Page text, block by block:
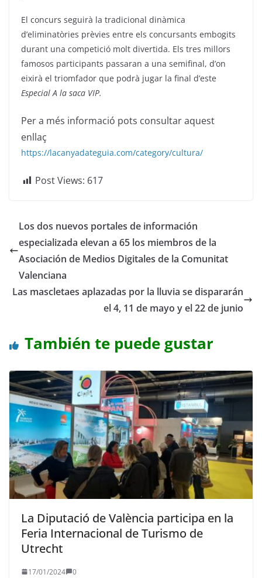
El concurs seguirà la tradicional dinàmica
d’eliminatòries prèvies entre els concursants embogits
durant una competició molt divertida. Els tres millors
famosos participants passaran a una semifinal, d’on
eixirà el triomfador que podrà jugar la final d’este
Especial A la saca VIP.
Per a més informació pots consultar aquest
enllaç
https://lacanyadateguia.com/category/cultura/
Post Views: 617
Los dos nuevos portales de información
especializada elevan a 65 los miembros de la
Asociación de Medios Digitales de la Comunitat
Valenciana
Las mascletaes aplazadas por la lluvia se dispararán
el 4, 11 de mayo y el 22 de junio
También te puede gustar
La Diputació de València participa en la
Feria Internacional de Turismo de
Utrecht
17/01/2024 0